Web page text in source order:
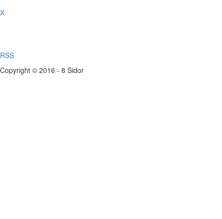
X
RSS
Copyright © 2016 - 8 Sidor